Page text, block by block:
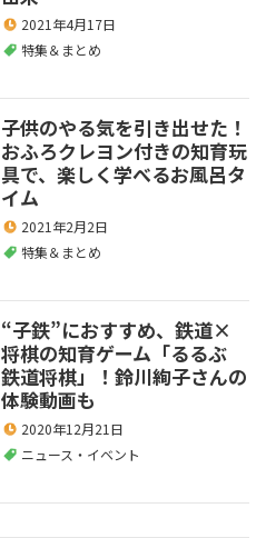
2021年4月17日
特集＆まとめ
子供のやる気を引き出せた！
おふろクレヨン付きの知育玩
具で、楽しく学べるお風呂タ
イム
2021年2月2日
特集＆まとめ
“子鉄”におすすめ、鉄道×
将棋の知育ゲーム「るるぶ
鉄道将棋」！鈴川絢子さんの
体験動画も
2020年12月21日
ニュース・イベント